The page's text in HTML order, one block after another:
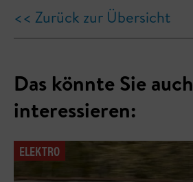
<< Zurück zur Übersicht
Das könnte Sie auch
interessieren:
ELEKTRO